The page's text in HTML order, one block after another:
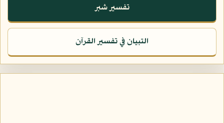
تفسير شبر
التبيان في تفسير القرآن